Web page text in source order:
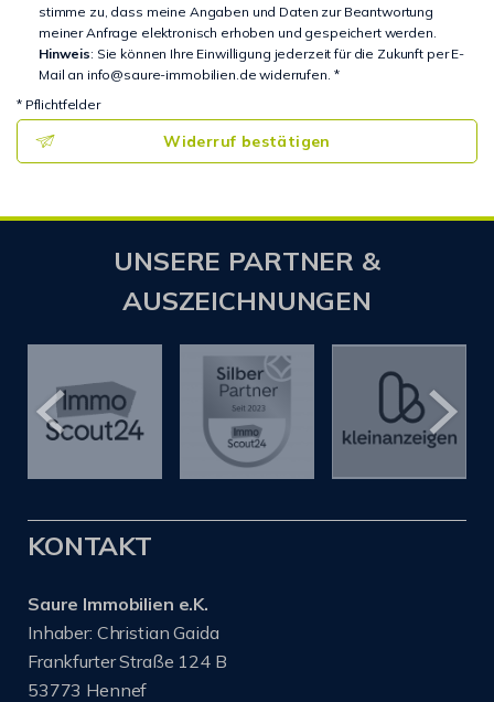
stimme zu, dass meine Angaben und Daten zur Beantwortung
meiner Anfrage elektronisch erhoben und gespeichert werden.
Hinweis: Sie können Ihre Einwilligung jederzeit für die Zukunft per E-
Mail an info@saure-immobilien.de widerrufen. *
* Pflichtfelder
Widerruf bestätigen
UNSERE PARTNER &
AUSZEICHNUNGEN
KONTAKT
Saure Immobilien e.K.
Inhaber: Christian Gaida
Frankfurter Straße 124 B
53773 Hennef